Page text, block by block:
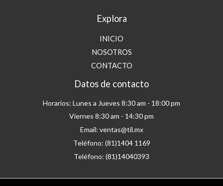
Explora
INICIO
NOSOTROS
CONTACTO
Datos de contacto
Horarios: Lunes a Jueves 8:30 am - 18:00 pm
Viernes 8:30 am - 14:30 pm
Email: ventas@til.mx
Teléfono: (81)1404 1169
Teléfono: (81)14040393